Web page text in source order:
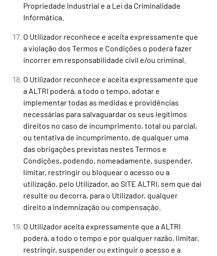
Propriedade Industrial e a Lei da Criminalidade
Informática.
O Utilizador reconhece e aceita expressamente que
a violação dos Termos e Condições o poderá fazer
incorrer em responsabilidade civil e/ou criminal.
O Utilizador reconhece e aceita expressamente que
a ALTRI poderá, a todo o tempo, adotar e
implementar todas as medidas e providências
necessárias para salvaguardar os seus legítimos
direitos no caso de incumprimento, total ou parcial,
ou tentativa de incumprimento, de qualquer uma
das obrigações previstas nestes Termos e
Condições, podendo, nomeadamente, suspender,
limitar, restringir ou bloquear o acesso ou a
utilização, pelo Utilizador, ao SITE ALTRI, sem que daí
resulte ou decorra, para o Utilizador, qualquer
direito a indemnização ou compensação.
O Utilizador aceita expressamente que a ALTRI
poderá, a todo o tempo e por qualquer razão, limitar,
restringir, suspender ou extinguir o acesso e a